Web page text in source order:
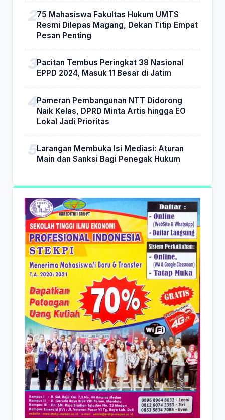
75 Mahasiswa Fakultas Hukum UMTS
Resmi Dilepas Magang, Dekan Titip Empat
Pesan Penting
Pacitan Tembus Peringkat 38 Nasional
EPPD 2024, Masuk 11 Besar di Jatim
Pameran Pembangunan NTT Didorong
Naik Kelas, DPRD Minta Artis hingga EO
Lokal Jadi Prioritas
Larangan Membuka Isi Mediasi: Aturan
Main dan Sanksi Bagi Penegak Hukum